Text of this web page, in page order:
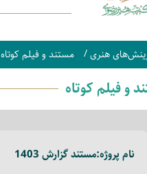
هنری/ مستند و فیلم کوتاه
و فیلم کوتاه
نام پروژه:مستند گزارش 1403